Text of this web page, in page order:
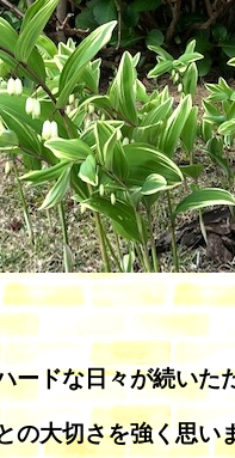
ードな日々が続いた
の大切さを強く思い